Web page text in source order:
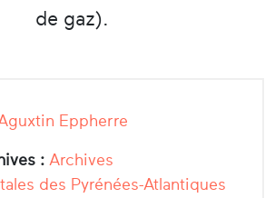
de gaz).
Eppherre
: Archives
des Pyrénées-Atlantiques